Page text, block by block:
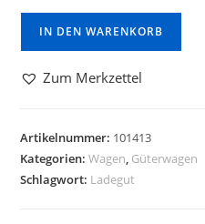
IN DEN WARENKORB
Zum Merkzettel
Artikelnummer: 101413
Kategorien:Wagen, Güterwagen
Schlagwort: Ladegut